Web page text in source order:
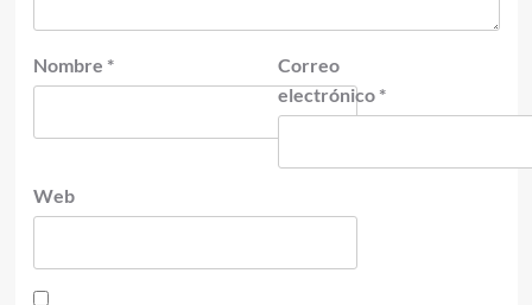
Nombre *
Correo
electrónico *
Web